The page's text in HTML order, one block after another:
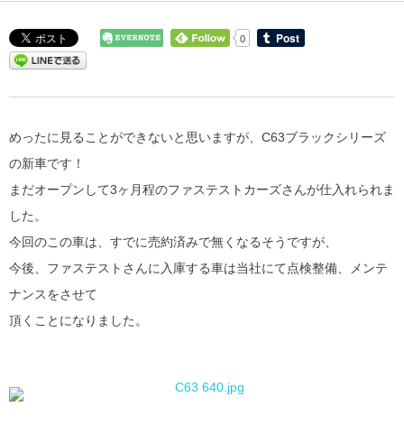
0
めったに見ることができないと思いますが、C63ブラックシリーズ
の新車です！
まだオープンして3ヶ月程のファステストカーズさんが仕入れられま
した。
今回のこの車は、すでに売約済みで無くなるそうですが、
今後、ファステストさんに入庫する車は当社にて点検整備、メンテ
ナンスをさせて
頂くことになりました。